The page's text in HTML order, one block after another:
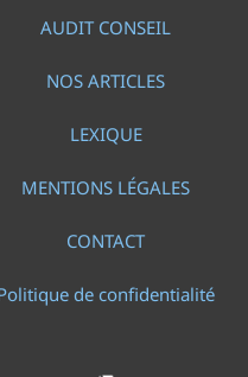
AUDIT CONSEIL
NOS ARTICLES
LEXIQUE
MENTIONS LÉGALES
CONTACT
de confidentialité